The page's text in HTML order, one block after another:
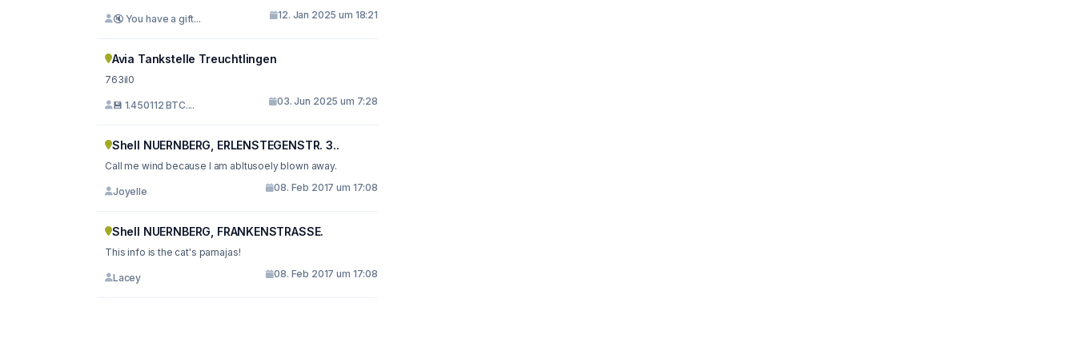
🔇 You have a gift... 12. Jan 2025 um 18:21
Avia Tankstelle Treuchtlingen
763il0
💾 1.450112 BTC.... 03. Jun 2025 um 7:28
Shell NUERNBERG, ERLENSTEGENSTR. 3..
Call me wind because I am abltusoely blown away.
Joyelle 08. Feb 2017 um 17:08
Shell NUERNBERG, FRANKENSTRASSE.
This info is the cat's pamajas!
Lacey 08. Feb 2017 um 17:08